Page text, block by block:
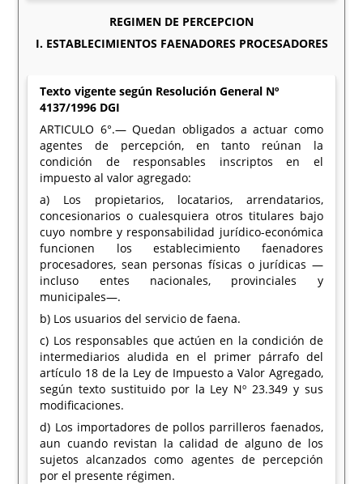
REGIMEN DE PERCEPCION
I. ESTABLECIMIENTOS FAENADORES PROCESADORES
Texto vigente según Resolución General Nº
4137/1996 DGI
ARTICULO 6°.— Quedan obligados a actuar como
agentes de percepción, en tanto reúnan la
condición de responsables inscriptos en el
impuesto al valor agregado:
a) Los propietarios, locatarios, arrendatarios,
concesionarios o cualesquiera otros titulares bajo
cuyo nombre y responsabilidad jurídico-económica
funcionen los establecimiento faenadores
procesadores, sean personas físicas o jurídicas —
incluso entes nacionales, provinciales y
municipales—.
b) Los usuarios del servicio de faena.
c) Los responsables que actúen en la condición de
intermediarios aludida en el primer párrafo del
artículo 18 de la Ley de Impuesto a Valor Agregado,
según texto sustituido por la Ley Nº 23.349 y sus
modificaciones.
d) Los importadores de pollos parrilleros faenados,
aun cuando revistan la calidad de alguno de los
sujetos alcanzados como agentes de percepción
por el presente régimen.